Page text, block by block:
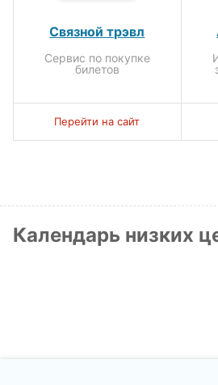
Связной трэвл
Сервис по покупке
билетов
Перейти на сайт
Календарь низких